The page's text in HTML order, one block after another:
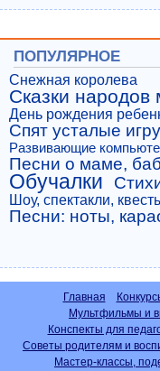
ПОПУЛЯРНОЕ
Снежная королева
Сказки народов
День рождения
Спят усталые
Развивающие
Песни о маме,
Обучалки
Шоу, спектакли,
Песни: ноты,
Главная
Мультфильмы и
Конспекты для
Советы родителям и
Мастер-классы,